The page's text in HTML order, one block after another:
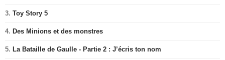
3. Toy Story 5
4. Des Minions et des monstres
5. La Bataille de Gaulle - Partie 2 : J’écris ton nom